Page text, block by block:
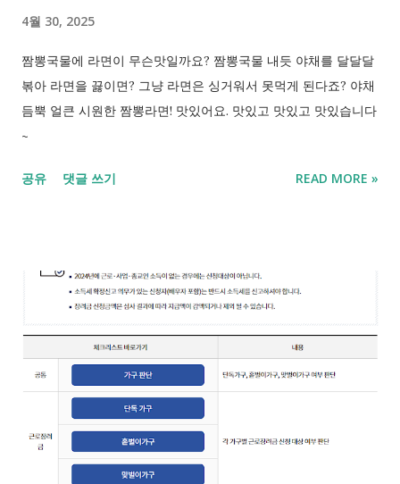
범위 : 요금제 가입시 기준으로 일반유심, NFC유심 1:1 교체를 지
원 해 드립니다. *요금제 가입 시점에 사용한 방식(유심 또는
eSIM)을 기준으로 지원 eSIM안내 : eSIM이용중인 고객분들은
별도 신청없이 바로 온라인고객센터 유심변경 신청하기에서
4월 30, 2025
짬뽕국물에 라면이 무슨맛일까요? 짬뽕국물 내듯 야채를 달달달
볶아 라면을 끓이면? 그냥 라면은 싱거워서 못먹게 된다죠? 야채
듬뿍 얼큰 시원한 짬뽕라면! 맛있어요. 맛있고 맛있고 맛있습니다
~
공유 댓글 쓰기 READ MORE »